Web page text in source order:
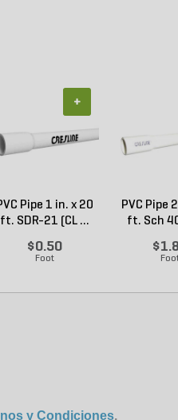
Pipe 1 in. x 20
ft. SDR-21 (CL ...
$0.50
Foot
+
PVC Pipe
ft. Sch
y Condiciones.